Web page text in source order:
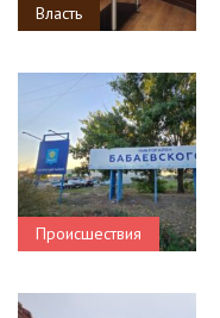
Власть
Происшествия